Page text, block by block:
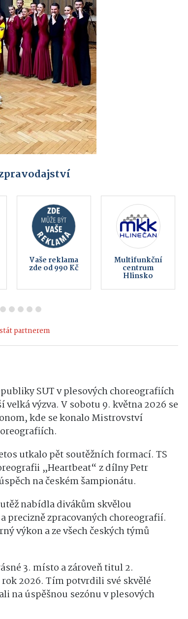
PŘÍHODA s. r.
o.
TSM Design
s.r.o.
partnerem
SUT v plesových choreografiích
velká výzva. V sobotu 9. května 2026 se
, kde se konalo Mistrovství
utkalo pět soutěžních formací. TS
„Heartbeat“ z dílnyPetr
na českém šampionátu.
nabídla divákům skvělou
precizně zpracovaných choreografií.
výkon a ze všech českých týmů
3. místo a zároveň titul 2.
2026. Tím potvrdili své skvělé
na úspěšnou sezónu v plesových